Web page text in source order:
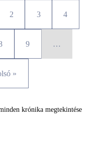
Oldal
2 Oldal
3 Oldal
4
Oldal
9 …
oldal
»
krónika megtekintése